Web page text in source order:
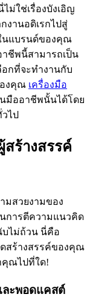
ม่ใช่เรื่องบังเอิญ
านอดิเรกไปสู่
นแบรนด์ของคุณ
ชีพนี้สามารถเป็น
กที่จะทำงานกับ
งคุณ เครื่องมือ
มืออาชีพนั้นได้โดย
ไป
ร้างสรรค์
มสวยงามของ
การตีความแนวคิด
ไม่ถ้วน นี่คือ
สร้างสรรค์ของคุณ
คุณไปที่ใด!
ละพอดแคสต์